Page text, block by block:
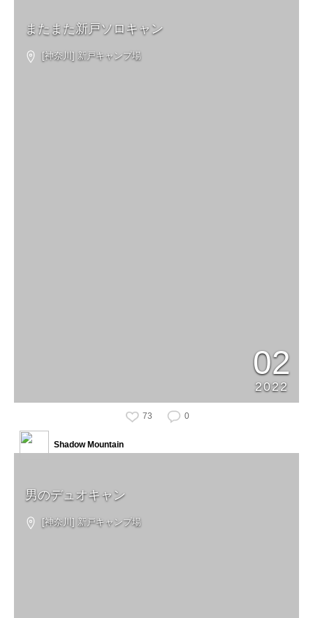
またまた新戸ソロキャン
[神奈川] 新戸キャンプ場
02
2022
73 0
男のデュオキャン
[神奈川] 新戸キャンプ場
Shadow Mountain